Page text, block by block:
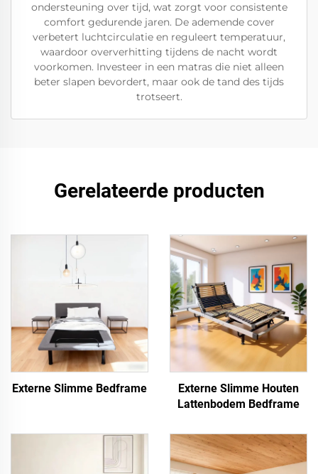
ondersteuning over tijd, wat zorgt voor consistente
comfort gedurende jaren. De ademende cover
verbetert luchtcirculatie en reguleert temperatuur,
waardoor oververhitting tijdens de nacht wordt
voorkomen. Investeer in een matras die niet alleen
beter slapen bevordert, maar ook de tand des tijds
trotseert.
Gerelateerde producten
Externe Slimme Bedframe
Externe Slimme Houten
Lattenbodem Bedframe